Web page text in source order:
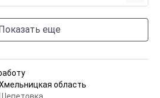
еще
область